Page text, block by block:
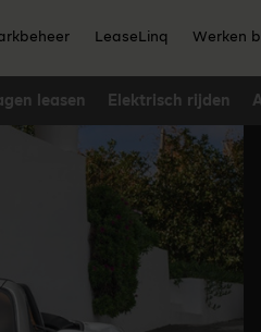
LeaseLinq Werken
leasen Elektrisch rijden